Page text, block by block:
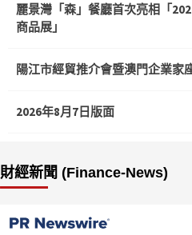
麗景灣「森」餐廳首次亮相「
商品展」
陽江市經貿推介會暨澳門企業家
2026年8月7日版面
財經新聞 (Finance-News)